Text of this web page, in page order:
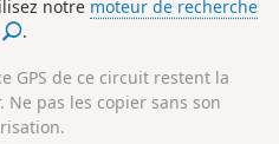
notre moteur de recherche
.
GPS de ce circuit restent la
pas les copier sans son